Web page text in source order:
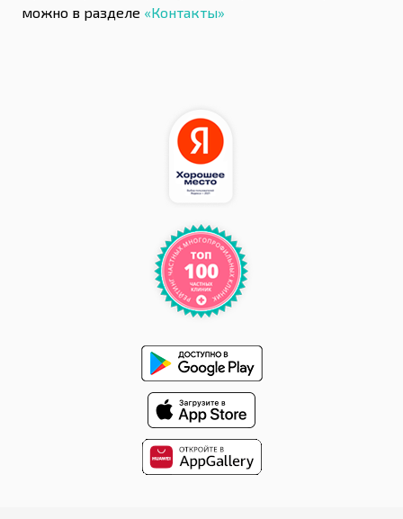
можно в разделе «Контакты»